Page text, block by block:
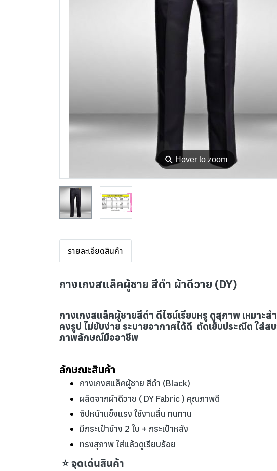
⚲ Hover to zoom
รายละเอียดสินค้า
กางเกงสแล็คผู้ชาย สีดำ ผ้าดีวาย (DY)
กางเกงสแล็คผู้ชายสีดำ ดีไซน์เรียบหรู ดูสุภาพ เหมาะ
คงรูป ไม่ยับง่าย ระบายอากาศได้ดี ตัดเย็บประณีต ใส่
ภาพลักษณ์มืออาชีพ
ลักษณะสินค้า
กางเกงสแล็คผู้ชาย สีดำ (Black)
ผลิตจากผ้าดีวาย ( DY Fabric ) คุณภาพดี
ซิปหน้าแข็งแรง ใช้งานลื่น ทนทาน
มีกระเป๋าข้าง 2 ใบ + กระเป๋าหลัง
ทรงสุภาพ ใส่แล้วดูเรียบร้อย
⭐ จุดเด่นสินค้า